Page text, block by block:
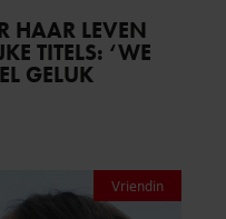
HAAR LEVEN
TITELS: ‘WE
GELUK
Vriendin